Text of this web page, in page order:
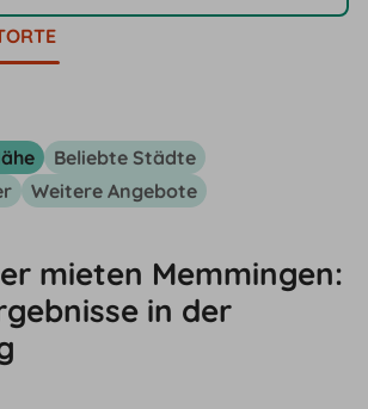
Beliebte Städte
Weitere Angebote
mieten Memmingen:
in der